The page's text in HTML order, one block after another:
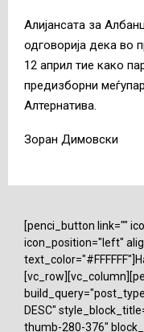
Алијансата за
одговорија дека во
12 април тие како
предизборни
Алтернатива.
Зоран Димовски
[penci_button link=""
icon_position="left"
DESC"
thumb-280-376"